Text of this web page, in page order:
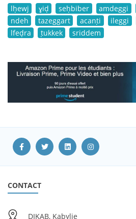
lḥewj ɣiḍ seḥbiber amdeggi
ndeh
tazeggart acanṭi ileggi
lfeḍra
ṭukkek sriddem
CONTACT
DIKAB, Kabylie